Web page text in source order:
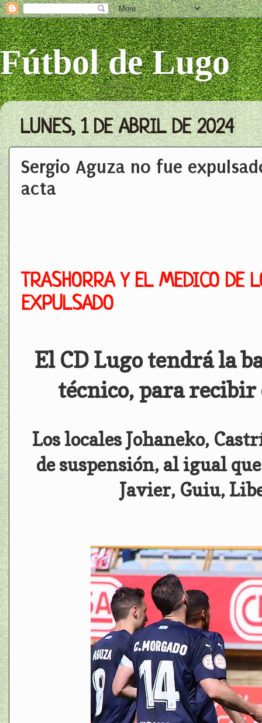
Fútbol de Lugo
LUNES, 1 DE ABRIL DE 2024
Sergio Aguza no fue
acta
TRASHORRA Y EL MEDICO DE
EXPULSADO
El CD Lugo tendrá la
técnico, para
Los locales Johaneko,
de suspensión, al igual
Javier, Guiu,